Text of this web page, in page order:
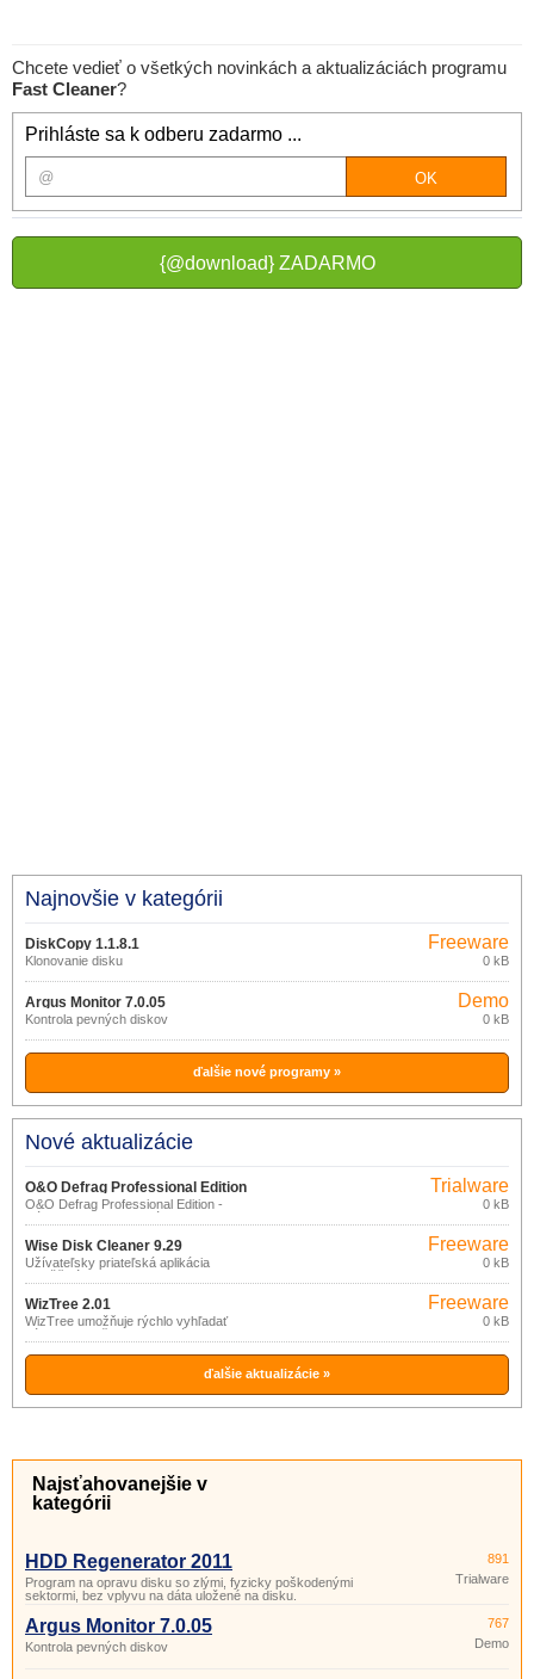
Chcete vedieť o všetkých novinkách a aktualizáciách programu
Fast Cleaner?
Prihláste sa k odberu zadarmo ...
{@download} ZADARMO
Najnovšie v kategórii
DiskCopy 1.1.8.1
Klonovanie disku
Freeware
0 kB
Argus Monitor 7.0.05
Kontrola pevných diskov
Demo
0 kB
ďalšie nové programy »
Nové aktualizácie
O&O Defrag Professional Edition
23.0.3080
O&O Defrag Professional Edition -
Nástroj na defragmentáciu desktopov
pre Windows! O&O Defrag Professional
Edition pre pracovné stanice s Windows,
vám umožní dosiahnutie a udržanie
najvyššieho stupňa výkonu vášho
systému.
Trialware
0 kB
Wise Disk Cleaner 9.29
Užívateľsky priateľská aplikácia
umožňujúca na disku vyhľadať a
odstrániť rôzne dočasné a nepotrebné
súbory zaberajúce miesto a spomaľujúce
chod vášho počítača.
Freeware
0 kB
WizTree 2.01
WizTree umožňuje rýchlo vyhľadať
súbory a priečinky zaberajúce najviac
miesta na disku.
Freeware
0 kB
ďalšie aktualizácie »
Najsťahovanejšie v
kategórii
HDD Regenerator 2011
Program na opravu disku so zlými, fyzicky poškodenými
sektormi, bez vplyvu na dáta uložené na disku.
891
Trialware
Argus Monitor 7.0.05
Kontrola pevných diskov
767
Demo